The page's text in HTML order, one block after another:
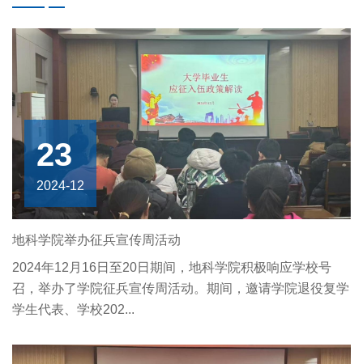
23
2024-12
地科学院举办征兵宣传周活动
2024年12月16日至20日期间，地科学院积极响应学校号
召，举办了学院征兵宣传周活动。期间，邀请学院退役复学
学生代表、学校202...